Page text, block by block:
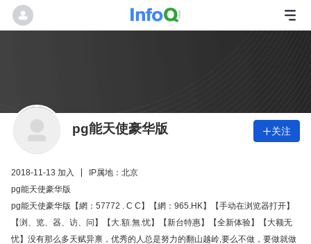
pg能天使豪华版 关注
2018-11-13 加入
IP属地：北京
pg能天使豪华版
pg能天使豪华版【網：57772 . C C】【網：965.HK】【手动在浏览器打开】
【浏、览、器、访、问】【大.額.無.忧】【新台特惠】【全新体验】【大额无
忧】没有那么多天赋异禀，优秀的人总是努力的翻山越岭,要么不做，要做就做